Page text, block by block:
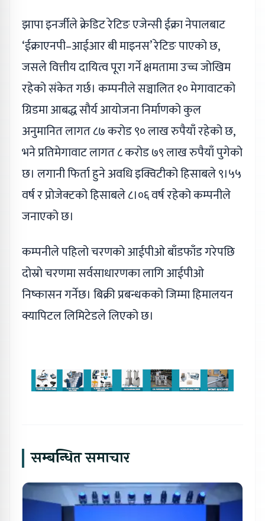
झापा इनर्जीले क्रेडिट रेटिङ एजेन्सी ईक्रा नेपालबाट
‘ईक्राएनपी–आईआर बी माइनस’ रेटिङ पाएको छ,
जसले वित्तीय दायित्व पूरा गर्ने क्षमतामा उच्च जोखिम
रहेको संकेत गर्छ। कम्पनीले सञ्चालित १० मेगावाटको
ग्रिडमा आबद्ध सौर्य आयोजना निर्माणको कुल
अनुमानित लागत ८७ करोड ९० लाख रुपैयाँ रहेको छ,
भने प्रतिमेगावाट लागत ८ करोड ७९ लाख रुपैयाँ पुगेको
छ। लगानी फिर्ता हुने अवधि इक्विटीको हिसाबले ९।५५
वर्ष र प्रोजेक्टको हिसाबले ८।०६ वर्ष रहेको कम्पनीले
जनाएको छ।
कम्पनीले पहिलो चरणको आईपीओ बाँडफाँड गरेपछि
दोस्रो चरणमा सर्वसाधारणका लागि आईपीओ
निष्कासन गर्नेछ। बिक्री प्रबन्धकको जिम्मा हिमालयन
क्यापिटल लिमिटेडले लिएको छ।
सम्बन्धित समाचार